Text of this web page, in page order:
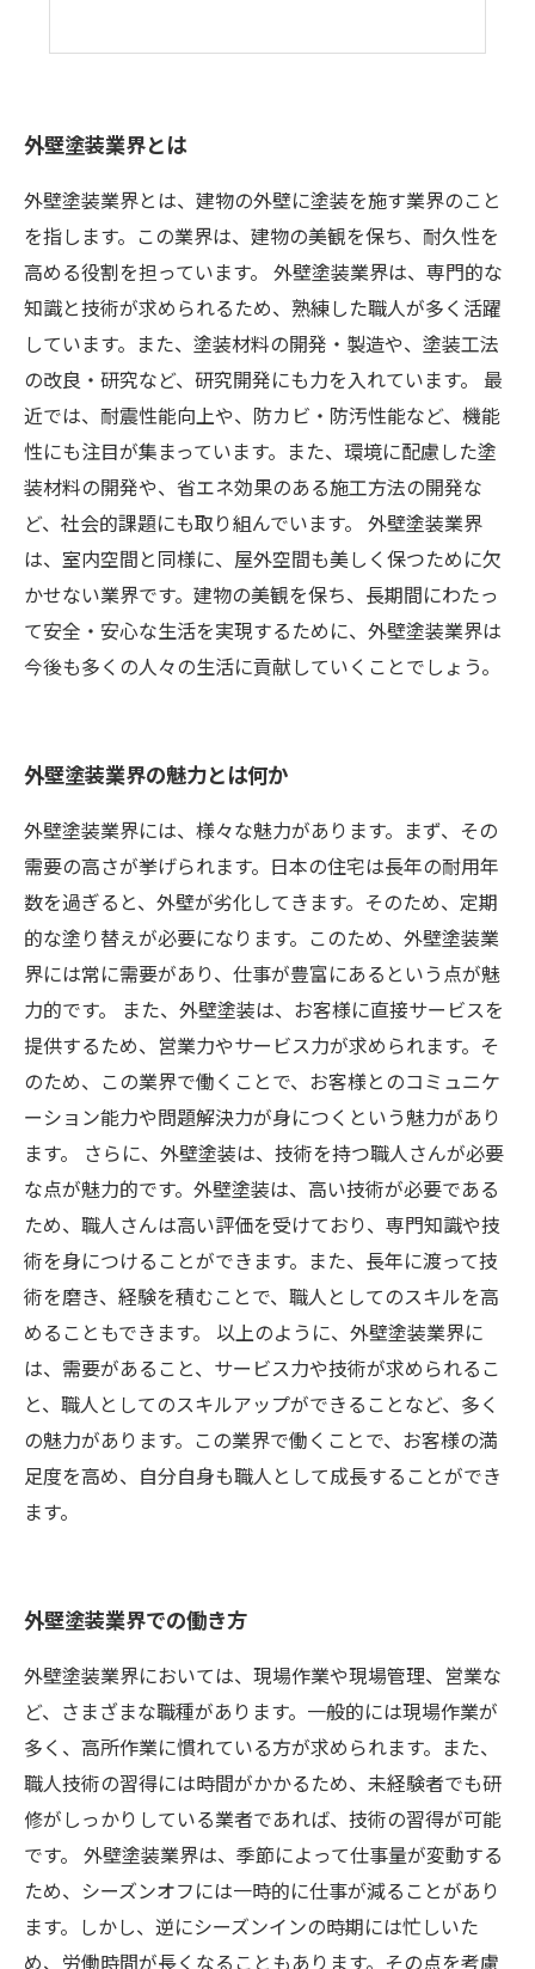
外壁塗装業界とは
外壁塗装業界とは、建物の外壁に塗装を施す業界のこと
を指します。この業界は、建物の美観を保ち、耐久性を
高める役割を担っています。 外壁塗装業界は、専門的な
知識と技術が求められるため、熟練した職人が多く活躍
しています。また、塗装材料の開発・製造や、塗装工法
の改良・研究など、研究開発にも力を入れています。 最
近では、耐震性能向上や、防カビ・防汚性能など、機能
性にも注目が集まっています。また、環境に配慮した塗
装材料の開発や、省エネ効果のある施工方法の開発な
ど、社会的課題にも取り組んでいます。 外壁塗装業界
は、室内空間と同様に、屋外空間も美しく保つために欠
かせない業界です。建物の美観を保ち、長期間にわたっ
て安全・安心な生活を実現するために、外壁塗装業界は
今後も多くの人々の生活に貢献していくことでしょう。
外壁塗装業界の魅力とは何か
外壁塗装業界には、様々な魅力があります。まず、その
需要の高さが挙げられます。日本の住宅は長年の耐用年
数を過ぎると、外壁が劣化してきます。そのため、定期
的な塗り替えが必要になります。このため、外壁塗装業
界には常に需要があり、仕事が豊富にあるという点が魅
力的です。 また、外壁塗装は、お客様に直接サービスを
提供するため、営業力やサービス力が求められます。そ
のため、この業界で働くことで、お客様とのコミュニケ
ーション能力や問題解決力が身につくという魅力があり
ます。 さらに、外壁塗装は、技術を持つ職人さんが必要
な点が魅力的です。外壁塗装は、高い技術が必要である
ため、職人さんは高い評価を受けており、専門知識や技
術を身につけることができます。また、長年に渡って技
術を磨き、経験を積むことで、職人としてのスキルを高
めることもできます。 以上のように、外壁塗装業界に
は、需要があること、サービス力や技術が求められるこ
と、職人としてのスキルアップができることなど、多く
の魅力があります。この業界で働くことで、お客様の満
足度を高め、自分自身も職人として成長することができ
ます。
外壁塗装業界での働き方
外壁塗装業界においては、現場作業や現場管理、営業な
ど、さまざまな職種があります。一般的には現場作業が
多く、高所作業に慣れている方が求められます。また、
職人技術の習得には時間がかかるため、未経験者でも研
修がしっかりしている業者であれば、技術の習得が可能
です。 外壁塗装業界は、季節によって仕事量が変動する
ため、シーズンオフには一時的に仕事が減ることがあり
ます。しかし、逆にシーズンインの時期には忙しいた
め、労働時間が長くなることもあります。その点を考慮